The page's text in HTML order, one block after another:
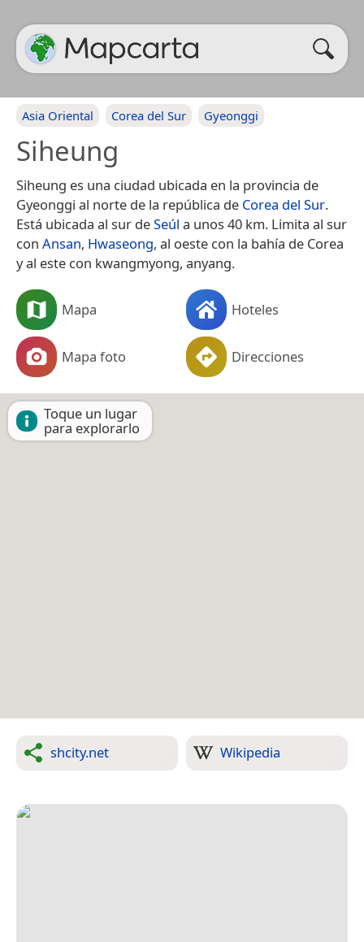
Asia Oriental Corea del Sur Gyeonggi
Siheung
Siheung es una ciudad ubicada en la provincia de
Gyeonggi al norte de la república de Corea del Sur.
Está ubicada al sur deSeúl a unos 40 km. Limita al sur
con Ansan, Hwaseong, al oeste con la bahía de Corea
y al este con kwangmyong, anyang.
Mapa Hoteles
Mapa foto Direcciones
Toque un lugar
para explorarlo
shcity.net Wikipedia